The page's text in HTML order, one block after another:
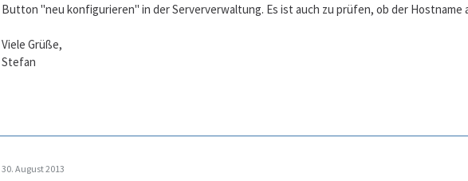
Button "neu konfigurieren" in der Serververwaltung. Es ist auch zu prüfen, ob der
Viele Grüße,
Stefan
30. August 2013